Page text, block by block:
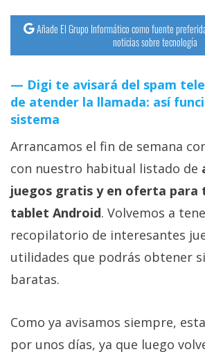
Añade El Grupo Informático como fuente
noticias sobre tecnología
Digi te avisará del spam
de atender la llamada: así
sistema
Arrancamos el fin de semana
con nuestro habitual listado de
juegos gratis y en oferta para
tablet Android. Volvemos a
recopilatorio de interesantes
utilidades que podrás obtener
baratas.
Como ya avisamos siempre,
por unos días, ya que luego